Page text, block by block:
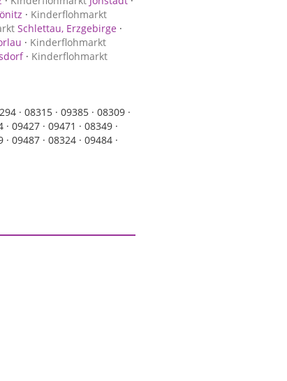
· Kinderflohmarkt
Schlettau, Erzgebirge ·
· Kinderflohmarkt
· Kinderflohmarkt
· 08315 · 09385 · 08309 ·
· 09427 · 09471 · 08349 ·
· 09487 · 08324 · 09484 ·